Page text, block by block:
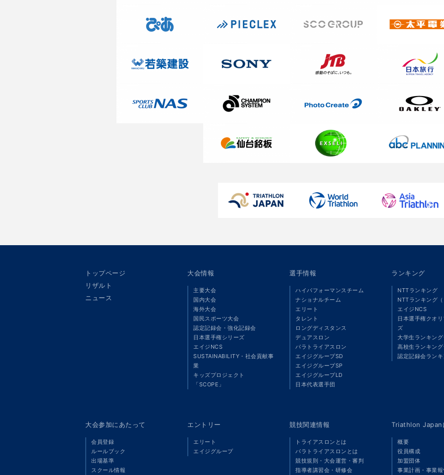
トップページ
リザルト
ニュース
大会情報
主要大会
国内大会
海外大会
国民スポーツ大会
認定記録会・強化記録会
日本選手権シリーズ
エイジNCS
SUSTAINABILITY・社会貢献事
業
キッズプロジェクト
「SCOPE」
選手情報
ハイパフォーマンスチーム
ナショナルチーム
エリート
タレント
ロングディスタンス
デュアスロン
パラトライアスロン
エイジグループSD
エイジグループSP
エイジグループLD
日本代表選手団
ランキング
NTTランキング
NTTランキング
エイジNCS
日本選手権クオ
ズ
大学生ランキン
高校生ランキン
認定記録会ラン
大会参加にあたって
会員登録
ルールブック
出場基準
スクール情報
エントリー
エリート
エイジグループ
競技関連情報
トライアスロンとは
パラトライアスロンとは
競技規則・大会運営・審判
指導者講習会・研修会
Triathlon Japan
概要
役員構成
加盟団体
事業計画・事業